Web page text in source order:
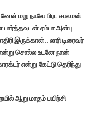
மறு நாளே பிரபு சாலமன்
ஏம்பா அன்பு
இருக்கான்.. லாரி டிரைவர்
என்று சொல்ல உடனே நான்
என்று கேட்டு தெரிந்து
ஆறு மாதம் பயிற்சி